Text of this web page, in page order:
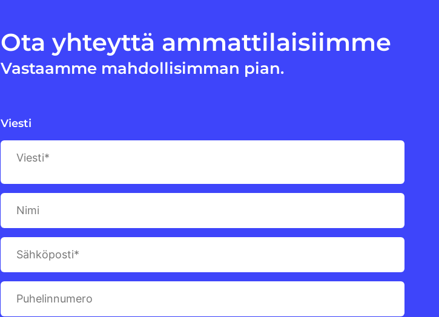
Ota yhteyttä ammattilaisiimme
Vastaamme mahdollisimman pian.
Viesti